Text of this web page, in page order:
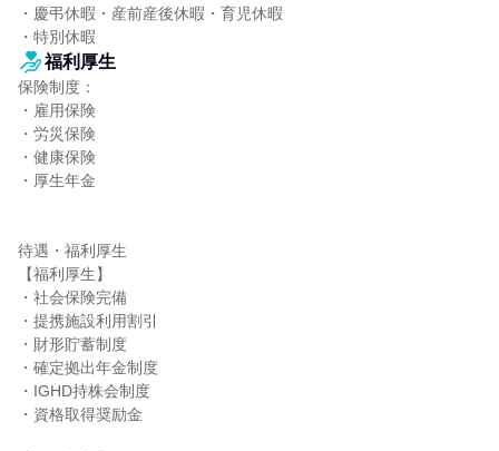
・慶弔休暇・産前産後休暇・育児休暇
・特別休暇
福利厚生
保険制度：
・雇用保険
・労災保険
・健康保険
・厚生年金
待遇・福利厚生
【福利厚生】
・社会保険完備
・提携施設利用割引
・財形貯蓄制度
・確定拠出年金制度
・IGHD持株会制度
・資格取得奨励金